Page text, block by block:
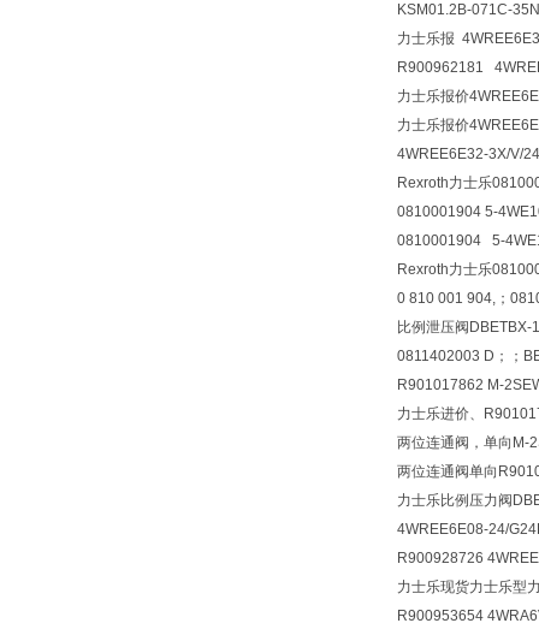
KSM01.2B-071C-
力士乐报
R900962181
力士乐报价
力士乐报价
4WREE6E32-3X/V/
Rexroth力士乐
0810001904 5-
0810001904 5-
Rexroth力士乐
0 810 001 904,；
比例泄压阀 DBETBX-
0811402003 D；；
R901017862 M-
力士乐进价、
两位连通阀，单向 M-
两位连通阀单向
力士乐比例压力阀
4WREE6E08-24/
R900928726
力士乐现货力士乐型
R900953654